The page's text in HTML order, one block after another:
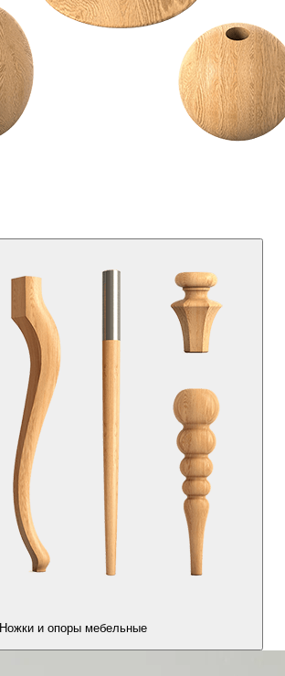
Ножки и опоры мебельные